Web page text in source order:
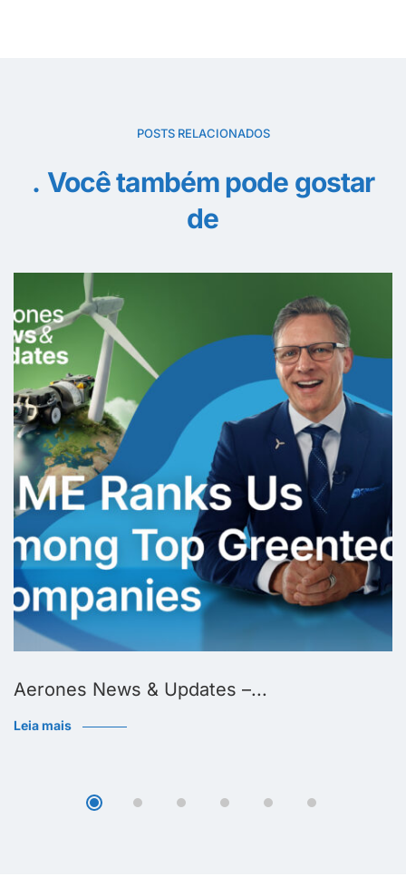
POSTS RELACIONADOS
Você também pode gostar
de
Aerones News & Updates –...
Leia mais